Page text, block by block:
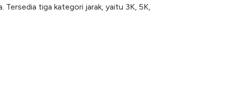
Tersedia tiga kategori jarak, yaitu 3K, 5K,